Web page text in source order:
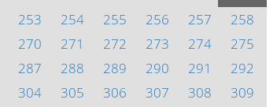
253 254 255 256 257
258
270 271 272 273 274
275
287 288 289 290 291
292
304 305 306 307 308
309